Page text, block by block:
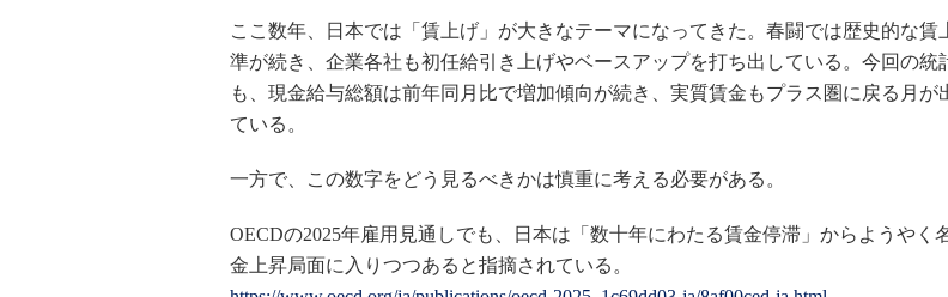
ここ数年、日本では「賃上げ」が大きなテーマになってきた。春闘では歴史的な賃
準が続き、企業各社も初任給引き上げやベースアップを打ち出している。今回の統
も、現金給与総額は前年同月比で増加傾向が続き、実質賃金もプラス圏に戻る月が
ている。
一方で、この数字をどう見るべきかは慎重に考える必要がある。
OECDの2025年雇用見通しでも、日本は「数十年にわたる賃金停滞」からようやく
金上昇局面に入りつつあると指摘されている。